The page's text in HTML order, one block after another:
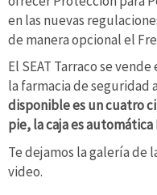
en las nuevas
de manera opcional el
El SEAT Tarraco se
la farmacia de seguridad
disponible es un cuatro
pie, la caja es automática
Te dejamos la galería de
video.